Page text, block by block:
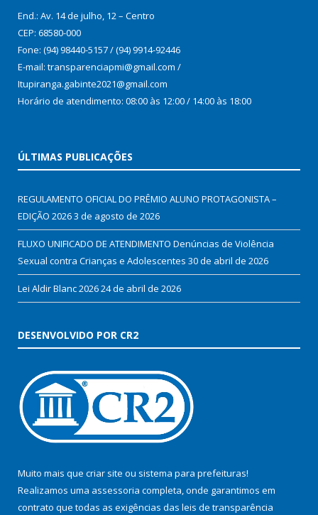
End.: Av. 14 de julho, 12 – Centro
CEP: 68580-000
Fone: (94) 98440-5157 / (94) 9914-92446
E-mail: transparenciapmi@gmail.com /
Itupiranga.gabinte2021@gmail.com
Horário de atendimento: 08:00 às 12:00 / 14:00 às 18:00
ÚLTIMAS PUBLICAÇÕES
REGULAMENTO OFICIAL DO PRÊMIO ALUNO PROTAGONISTA –
EDIÇÃO 20263 de agosto de 2026
FLUXO UNIFICADO DE ATENDIMENTO Denúncias de Violência
Sexual contra Crianças e Adolescentes 30 de abril de 2026
Lei Aldir Blanc 202624 de abril de 2026
DESENVOLVIDO POR CR2
Muito mais que criar site ou sistema para prefeituras!
Realizamos uma assessoria completa, onde garantimos em
contrato que todas as exigências das leis de transparência